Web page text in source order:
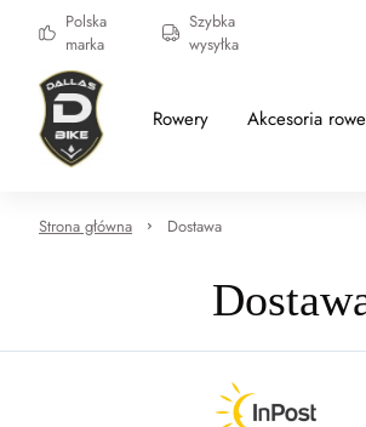
Polska
marka
Szybka
wysyłka
Rowery Akcesoria
Strona główna Dostawa